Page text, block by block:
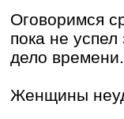
Оговоримся
пока не
дело
Женщины